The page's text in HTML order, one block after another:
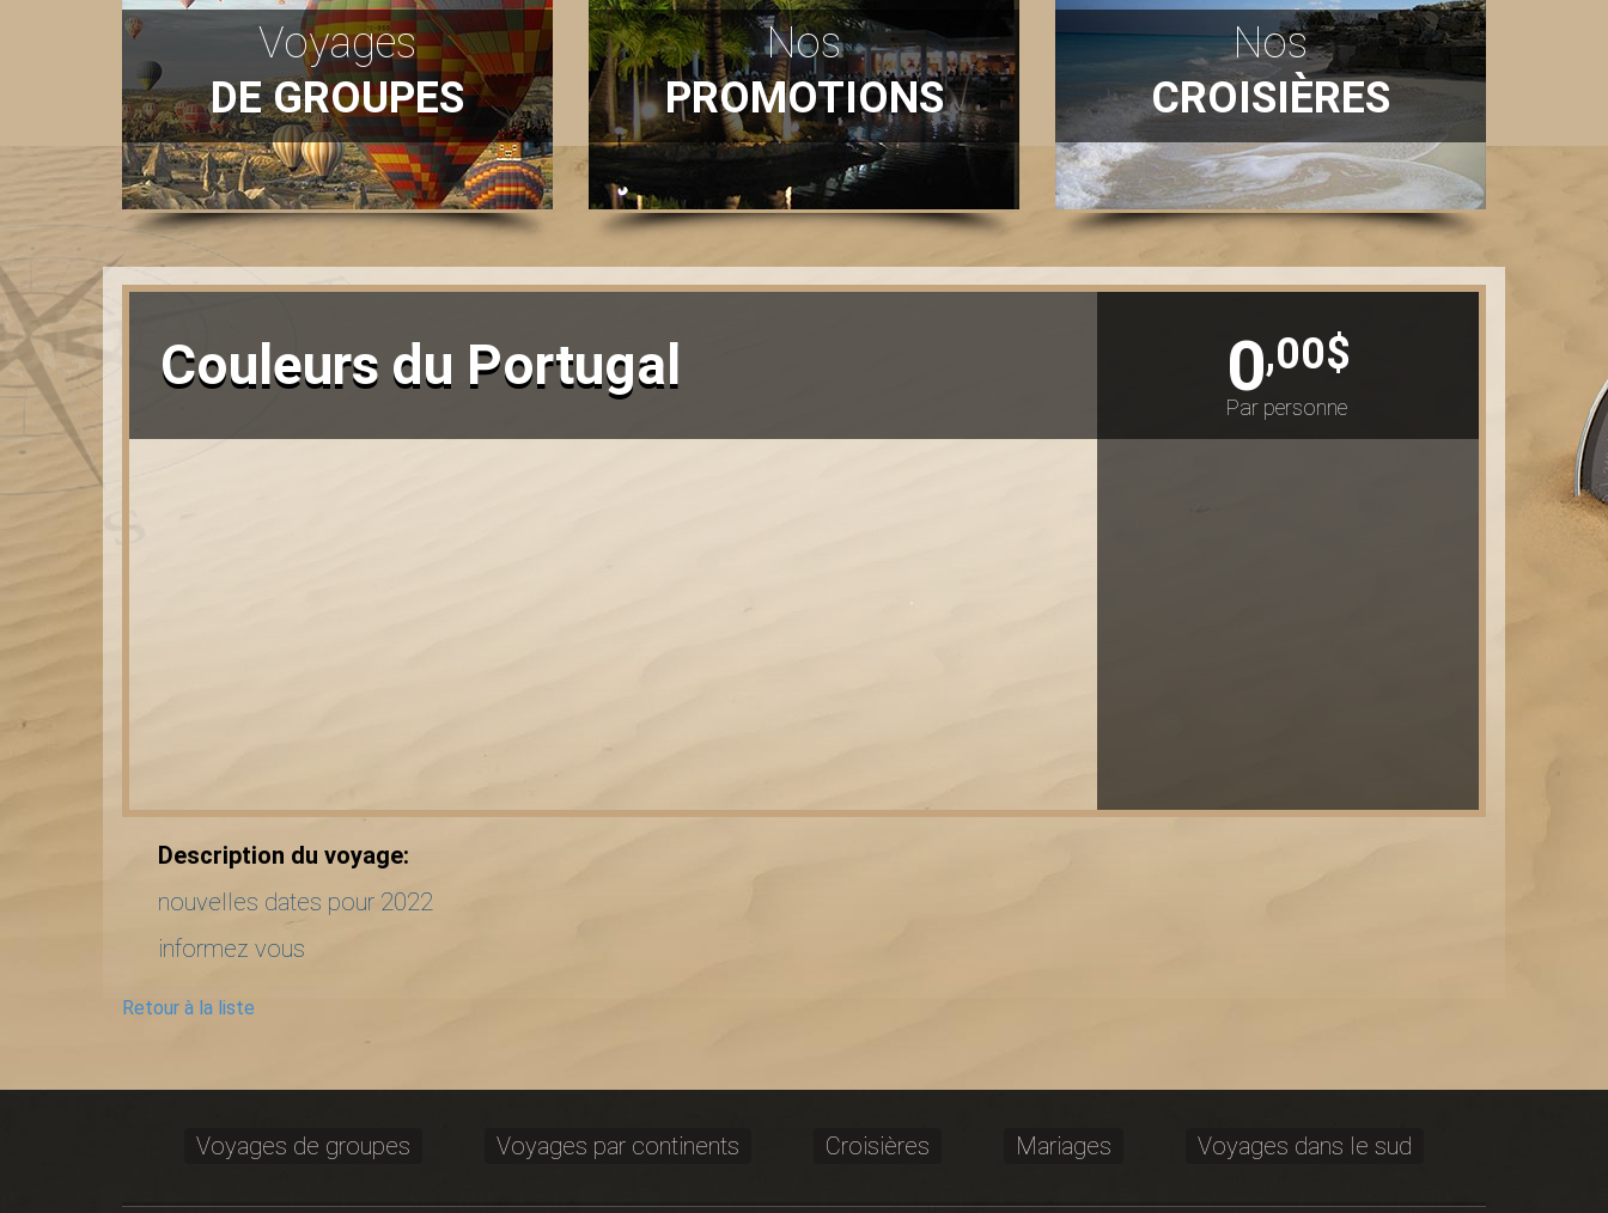
Voyages
DE GROUPES
Nos
PROMOTIONS
Nos
CROISIÈRES
Couleurs du Portugal 0,00$
Par personne
Description du voyage:
nouvelles dates pour 2022
informez vous
Retour à la liste
Voyages de groupes Voyages par continents Croisières Mariages Voyages dans le sud